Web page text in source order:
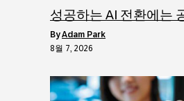
성공하는 AI 전환에는
byAdam Park
8월 7, 2026